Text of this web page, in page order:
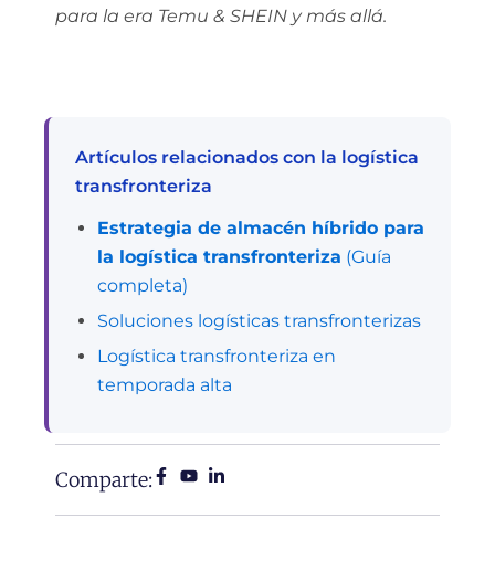
para la era Temu & SHEIN y más allá.
Artículos relacionados con la logística
transfronteriza
Estrategia de almacén híbrido para
la logística transfronteriza (Guía
completa)
Soluciones logísticas transfronterizas
Logística transfronteriza en
temporada alta
Comparte: